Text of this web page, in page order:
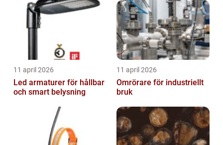
11 april 2026
Led armaturer för hållbar
och smart belysning
11 april 2026
Omrörare för industriellt
bruk